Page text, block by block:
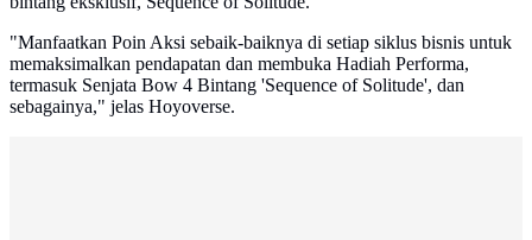
"Manfaatkan Poin Aksi sebaik-baiknya di setiap siklus bisnis untuk
memaksimalkan pendapatan dan membuka Hadiah Performa,
termasuk Senjata Bow 4 Bintang 'Sequence of Solitude', dan
sebagainya," jelas Hoyoverse.